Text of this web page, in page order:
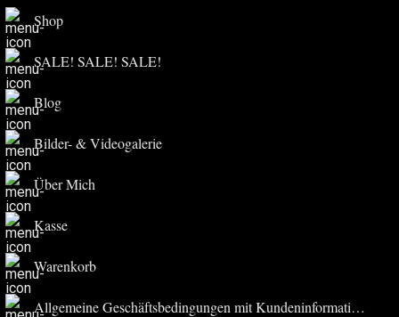
Shop
SALE! SALE! SALE!
Blog
Bilder- & Videogalerie
Über Mich
Kasse
Warenkorb
Allgemeine Geschäftsbedingungen mit Kundeninformationen